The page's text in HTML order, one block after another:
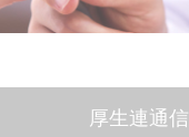
厚生連通信